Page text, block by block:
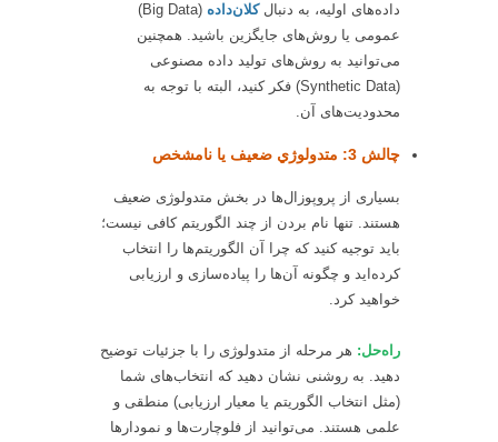
داده‌های اولیه، به دنبال کلان‌داده
(Big Data)
عمومی یا روش‌های جایگزین باشید. همچنین
می‌توانید به روش‌های تولید داده مصنوعی
(Synthetic Data) فکر کنید، البته با توجه به
محدودیت‌های آن.
چالش 3: متدولوژي ضعیف یا نامشخص
بسیاری از پروپوزال‌ها در بخش متدولوژی ضعیف
هستند. تنها نام بردن از چند الگوریتم کافی نیست؛
باید توجیه کنید که چرا آن الگوریتم‌ها را انتخاب
کرده‌اید و چگونه آن‌ها را پیاده‌سازی و ارزیابی
خواهید کرد.
راه‌حل: هر مرحله از متدولوژی را با جزئیات توضیح
دهید. به روشنی نشان دهید که انتخاب‌های شما
(مثل انتخاب الگوریتم یا معیار ارزیابی) منطقی و
علمی هستند. می‌توانید از فلوچارت‌ها و نمودارها